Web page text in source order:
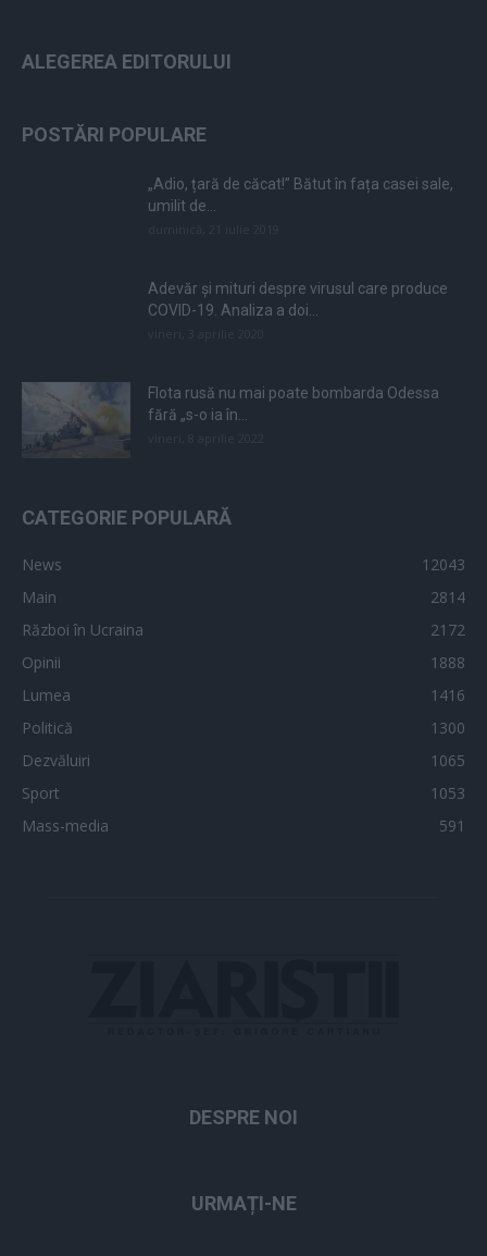
ALEGEREA EDITORULUI
POSTĂRI POPULARE
„Adio, țară de căcat!” Bătut în fața casei sale,
umilit de...
Adevăr și mituri despre virusul care produce
COVID-19. Analiza a doi...
Flota rusă nu mai poate bombarda Odessa
fără „s-o ia în...
CATEGORIE POPULARĂ
News
12043
Main
2814
Război în Ucraina
2172
Opinii
1888
Lumea
1416
Politică
1300
Dezvăluiri
1065
Sport
1053
Mass-media
591
DESPRE NOI
URMAȚI-NE